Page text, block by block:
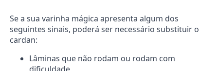
Se a sua varinha mágica apresenta algum dos
seguintes sinais, poderá ser necessário substituir o
cardan:
Lâminas que não rodam ou rodam com